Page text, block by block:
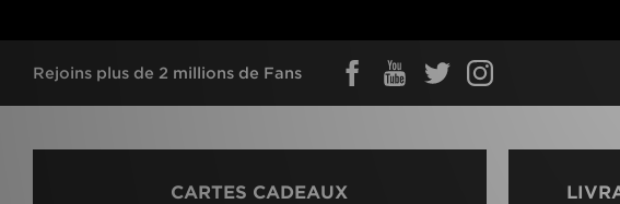
Rejoins plus de 2 millions de Fans
CARTES CADEAUX